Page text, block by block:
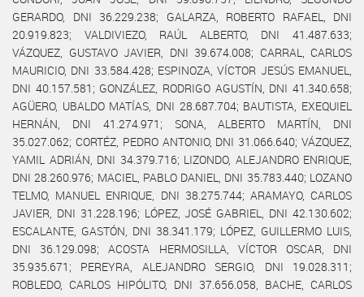
GERARDO, DNI 36.229.238; GALARZA, ROBERTO RAFAEL, DNI
20.919.823; VALDIVIEZO, RAÚL ALBERTO, DNI 41.487.633;
VÁZQUEZ, GUSTAVO JAVIER, DNI 39.674.008; CARRAL, CARLOS
MAURICIO, DNI 33.584.428; ESPINOZA, VÍCTOR JESÚS EMANUEL,
DNI 40.157.581; GONZÁLEZ, RODRIGO AGUSTÍN, DNI 41.340.658;
AGÜERO, UBALDO MATÍAS, DNI 28.687.704; BAUTISTA, EXEQUIEL
HERNÁN, DNI 41.274.971; SONA, ALBERTO MARTÍN, DNI
35.027.062; CORTÉZ, PEDRO ANTONIO, DNI 31.066.640; VÁZQUEZ,
YAMIL ADRIÁN, DNI 34.379.716; LIZONDO, ALEJANDRO ENRIQUE,
DNI 28.260.976; MACIEL, PABLO DANIEL, DNI 35.783.440; LOZANO
TELMO, MANUEL ENRIQUE, DNI 38.275.744; ARAMAYO, CARLOS
JAVIER, DNI 31.228.196; LÓPEZ, JOSÉ GABRIEL, DNI 42.130.602;
ESCALANTE, GASTÓN, DNI 38.341.179; LÓPEZ, GUILLERMO LUIS,
DNI 36.129.098; ACOSTA HERMOSILLA, VÍCTOR OSCAR, DNI
35.935.671; PEREYRA, ALEJANDRO SERGIO, DNI 19.028.311;
ROBLEDO, CARLOS HIPÓLITO, DNI 37.656.058, BACHE, CARLOS